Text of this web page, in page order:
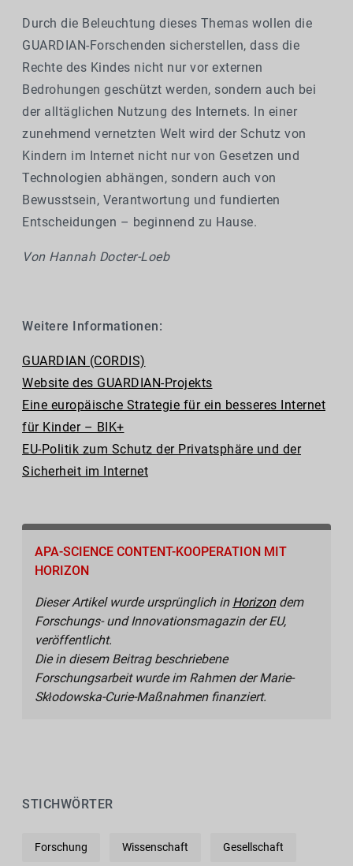
Durch die Beleuchtung dieses Themas wollen die
GUARDIAN-Forschenden sicherstellen, dass die
Rechte des Kindes nicht nur vor externen
Bedrohungen geschützt werden, sondern auch bei
der alltäglichen Nutzung des Internets. In einer
zunehmend vernetzten Welt wird der Schutz von
Kindern im Internet nicht nur von Gesetzen und
Technologien abhängen, sondern auch von
Bewusstsein, Verantwortung und fundierten
Entscheidungen – beginnend zu Hause.
Von Hannah Docter-Loeb
Weitere Informationen:
GUARDIAN (CORDIS)
Website des GUARDIAN-Projekts
Eine europäische Strategie für ein besseres Internet
für Kinder – BIK+
EU-Politik zum Schutz der Privatsphäre und der
Sicherheit im Internet
APA-SCIENCE CONTENT-KOOPERATION MIT
HORIZON
Dieser Artikel wurde ursprünglich in Horizondem
Forschungs- und Innovationsmagazin der EU,
veröffentlicht.
Die in diesem Beitrag beschriebene
Forschungsarbeit wurde im Rahmen der Marie-
Skłodowska-Curie-Maßnahmen finanziert.
STICHWÖRTER
Forschung Wissenschaft Gesellschaft